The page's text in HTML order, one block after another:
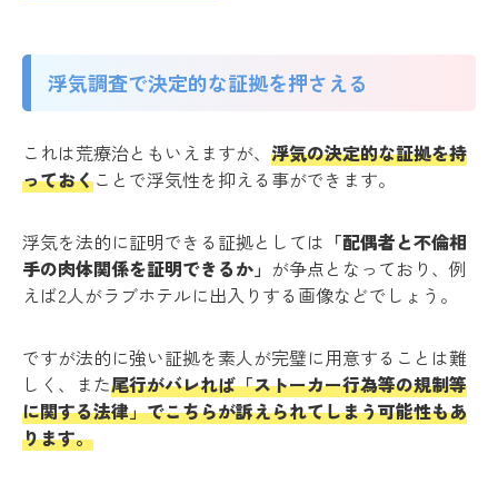
浮気調査で決定的な証拠を押さえる
これは荒療治ともいえますが、 浮気の決定的な証拠を持
っておくことで浮気性を抑える事ができます。
浮気を法的に証明できる証拠としては 「配偶者と不倫相
手の肉体関係を証明できるか」 が争点となっており、例
えば2人がラブホテルに出入りする画像などでしょう。
ですが法的に強い証拠を素人が完璧に用意することは難
しく、また尾行がバレれば「ストーカー行為等の規制等
に関する法律」でこちらが訴えられてしまう可能性もあ
ります。